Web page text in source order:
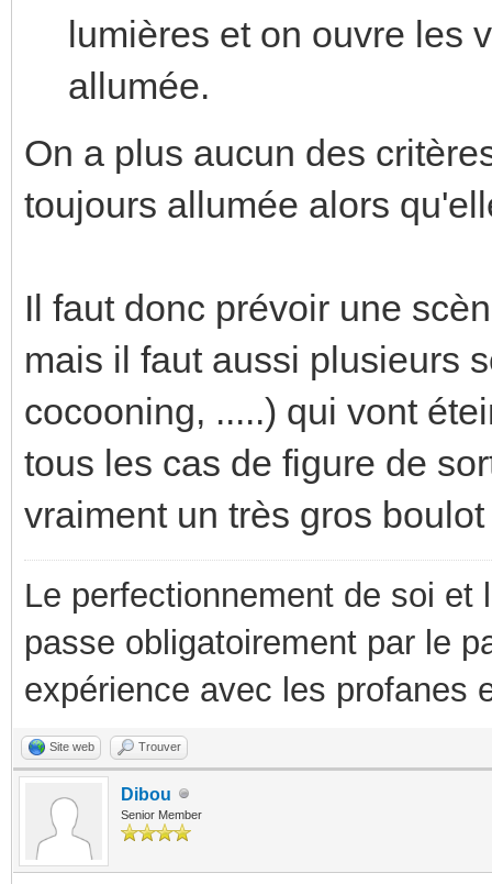
lumières et on ouvre les
allumée.
On a plus aucun des
toujours allumée alors
Il faut donc prévoir une
mais il faut aussi plusieurs
cocooning, .....) qui vont
tous les cas de figure de
vraiment un très gros
Le perfectionnement de soi
passe obligatoirement par le
expérience avec les profanes
Site web Trouver
Dibou
Senior Member